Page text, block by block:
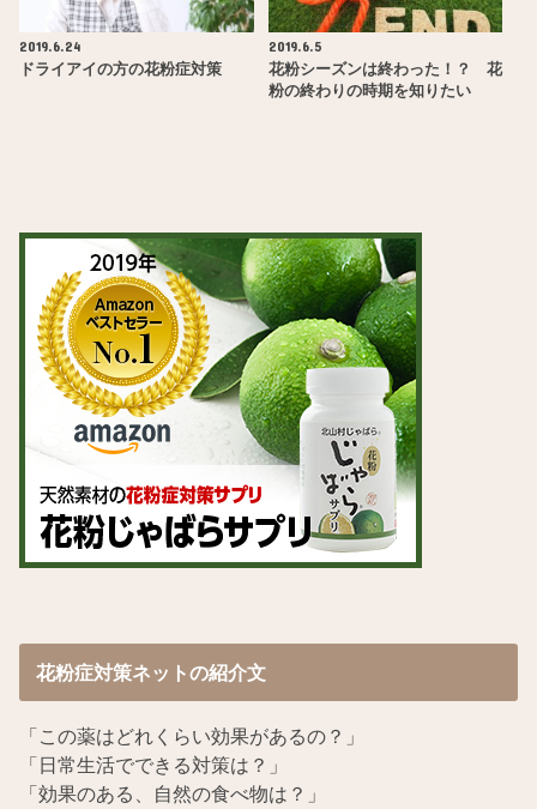
2019.6.24
ドライアイの方の花粉症対策
2019.6.5
花粉シーズンは終わった！？ 花
粉の終わりの時期を知りたい
花粉症対策ネットの紹介文
「この薬はどれくらい効果があるの？」
「日常生活でできる対策は？」
「効果のある、自然の食べ物は？」